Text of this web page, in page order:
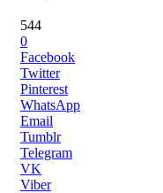
544
0
Facebook
Twitter
Pinterest
WhatsApp
Email
Tumblr
Telegram
VK
Viber